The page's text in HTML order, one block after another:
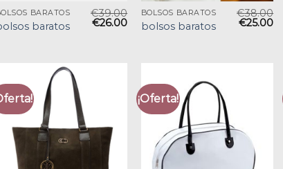
BARATOS
baratos
€39.00
€26.00
BOLSOS BARATOS
bolsos baratos
€38.00
€25.00
¡Oferta!